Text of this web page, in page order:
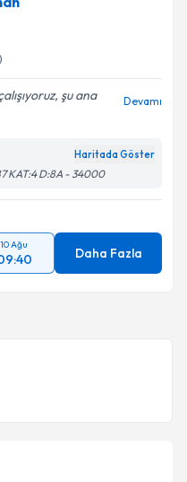
şu ana
Devamı
Haritada Göster
KAT:4 D:8A - 34000
10 Ağu
Daha Fazla